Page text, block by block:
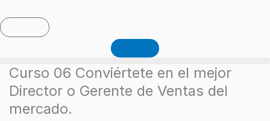
al
contenido
Carrito
Curso 06 Conviértete en el mejor
Director o Gerente de Ventas del
mercado.